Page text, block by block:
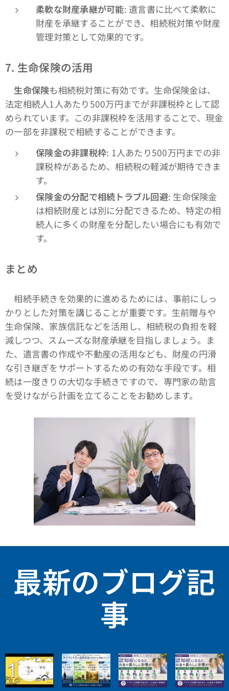
柔軟な財産承継が可能: 遺言書に比べて柔軟に
財産を承継することができ、相続税対策や財産
管理対策として効果的です。
7. 生命保険の活用
生命保険も相続税対策に有効です。生命保険金は、
法定相続人1人あたり500万円までが非課税枠として認
められています。この非課税枠を活用することで、現金
の一部を非課税で相続することができます。
保険金の非課税枠: 1人あたり500万円までの非
課税枠があるため、相続税の軽減が期待できま
す。
保険金の分配で相続トラブル回避: 生命保険金
は相続財産とは別に分配できるため、特定の相
続人に多くの財産を分配したい場合にも有効で
す。
まとめ
相続手続きを効果的に進めるためには、事前にしっ
かりとした対策を講じることが重要です。生前贈与や
生命保険、家族信託などを活用し、相続税の負担を軽
減しつつ、スムーズな財産承継を目指しましょう。ま
た、遺言書の作成や不動産の活用なども、財産の円滑
な引き継ぎをサポートするための有効な手段です。相
続は一度きりの大切な手続きですので、専門家の助言
を受けながら計画を立てることをお勧めします。
最新のブログ記
事